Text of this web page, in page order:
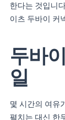
한다는 것입니
이츠 두바이 커
두바
일
몇 시간의 여유
펼치는 대신 한